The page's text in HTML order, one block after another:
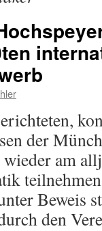
der
am
Beweis
den